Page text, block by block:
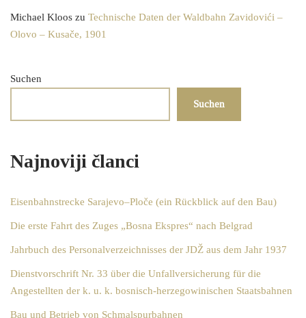
Michael Kloos zu Technische Daten der Waldbahn Zavidovići –
Olovo – Kusače, 1901
Suchen
Suchen
Najnoviji članci
Eisenbahnstrecke Sarajevo–Ploče (ein Rückblick auf den Bau)
Die erste Fahrt des Zuges „Bosna Ekspres“ nach Belgrad
Jahrbuch des Personalverzeichnisses der JDŽ aus dem Jahr 1937
Dienstvorschrift Nr. 33 über die Unfallversicherung für die
Angestellten der k. u. k. bosnisch-herzegowinischen Staatsbahnen
Bau und Betrieb von Schmalspurbahnen